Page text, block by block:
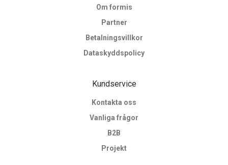
Om formis
Partner
Betalningsvillkor
Dataskyddspolicy
Kundservice
Kontakta oss
Vanliga frågor
B2B
Projekt